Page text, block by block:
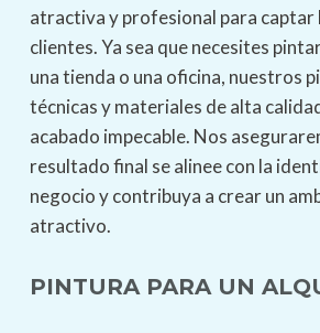
atractiva y profesional para captar
clientes. Ya sea que necesites
una tienda o una oficina, nuestros
técnicas y materiales de alta
acabado impecable. Nos
resultado final se alinee con la
negocio y contribuya a crear un
atractivo.
PINTURA PARA UN